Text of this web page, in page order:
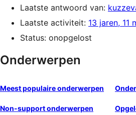
Laatste antwoord van:
Laatste activiteit: 13 jaren, 11
Status: onopgelost
Onderwerpen
Meest populaire onderwerpen
Non-support onderwerpen